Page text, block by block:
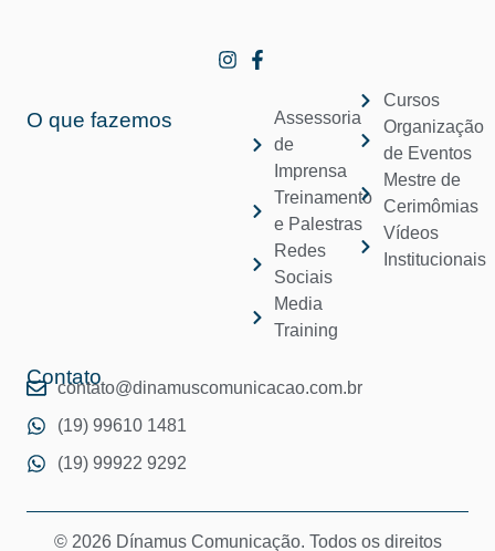
O que fazemos
Assessoria
de
Imprensa
Treinamento
e Palestras
Redes
Sociais
Media
Training
Cursos
Organização
de Eventos
Mestre de
Cerimômias
Vídeos
Institucionais
Contato
contato@dinamuscomunicacao.com.br
(19) 99610 1481
(19) 99922 9292
© 2026 Dínamus Comunicação. Todos os direitos